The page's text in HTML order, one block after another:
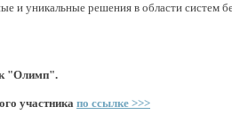
и уникальные решения в области систем
"Олимп".
участника по ссылке >>>